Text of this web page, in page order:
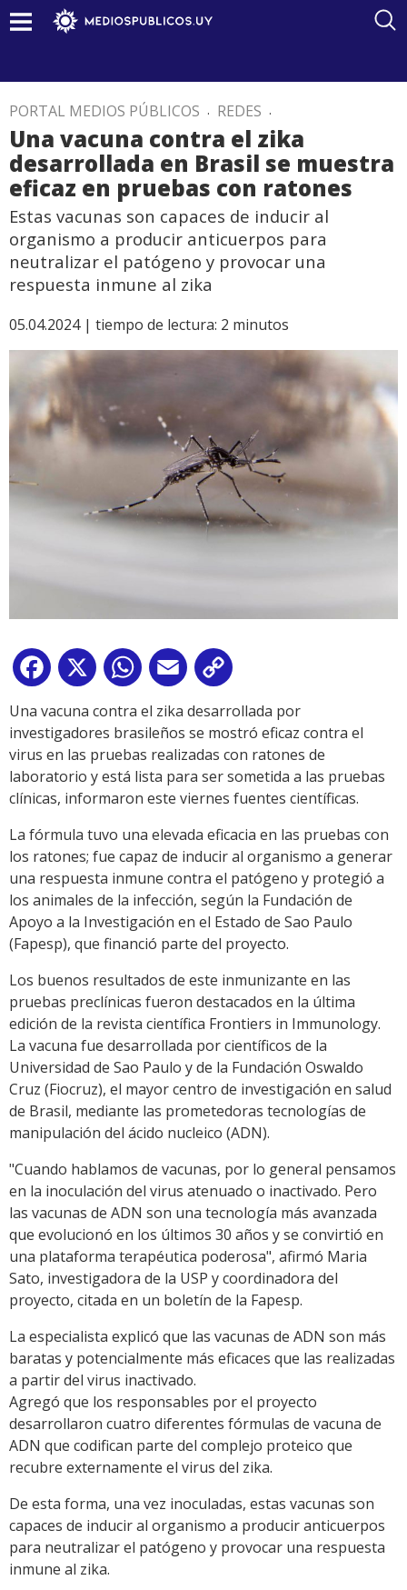
PORTAL MEDIOS PÚBLICOS . REDES .
Una vacuna contra el zika
desarrollada en Brasil se muestra
eficaz en pruebas con ratones
Estas vacunas son capaces de inducir al
organismo a producir anticuerpos para
neutralizar el patógeno y provocar una
respuesta inmune al zika
05.04.2024 | tiempo de lectura: 2 minutos
Facebook
X WhatsApp
Email
Link
Una vacuna contra el zika desarrollada por
investigadores brasileños se mostró eficaz contra el
virus en las pruebas realizadas con ratones de
laboratorio y está lista para ser sometida a las pruebas
clínicas, informaron este viernes fuentes científicas.
La fórmula tuvo una elevada eficacia en las pruebas con
los ratones; fue capaz de inducir al organismo a generar
una respuesta inmune contra el patógeno y protegió a
los animales de la infección, según la Fundación de
Apoyo a la Investigación en el Estado de Sao Paulo
(Fapesp), que financió parte del proyecto.
Los buenos resultados de este inmunizante en las
pruebas preclínicas fueron destacados en la última
edición de la revista científica Frontiers in Immunology.
La vacuna fue desarrollada por científicos de la
Universidad de Sao Paulo y de la Fundación Oswaldo
Cruz (Fiocruz), el mayor centro de investigación en salud
de Brasil, mediante las prometedoras tecnologías de
manipulación del ácido nucleico (ADN).
"Cuando hablamos de vacunas, por lo general pensamos
en la inoculación del virus atenuado o inactivado. Pero
las vacunas de ADN son una tecnología más avanzada
que evolucionó en los últimos 30 años y se convirtió en
una plataforma terapéutica poderosa", afirmó Maria
Sato, investigadora de la USP y coordinadora del
proyecto, citada en un boletín de la Fapesp.
La especialista explicó que las vacunas de ADN son más
baratas y potencialmente más eficaces que las realizadas
a partir del virus inactivado.
Agregó que los responsables por el proyecto
desarrollaron cuatro diferentes fórmulas de vacuna de
ADN que codifican parte del complejo proteico que
recubre externamente el virus del zika.
De esta forma, una vez inoculadas, estas vacunas son
capaces de inducir al organismo a producir anticuerpos
para neutralizar el patógeno y provocar una respuesta
inmune al zika.